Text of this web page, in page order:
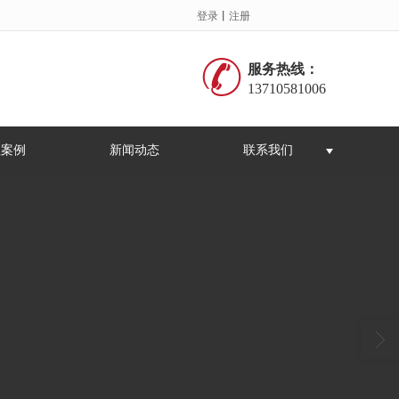
登录 丨 注册
服务热线：
13710581006
例 新闻动态 联系我们